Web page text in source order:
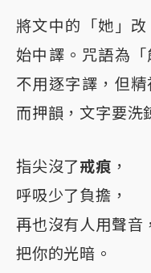
將文中的「她」
始中譯。咒語為「
不用逐字譯，但
而押韻，文字要洗
指尖沒了戒痕 ，
呼吸少了負擔，
再也沒有人用聲音，
把你的光暗。